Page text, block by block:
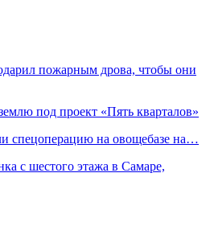
пожарным дрова, чтобы они
под проект «Пять кварталов»
на овощебазе на…
с шестого этажа в Самаре,